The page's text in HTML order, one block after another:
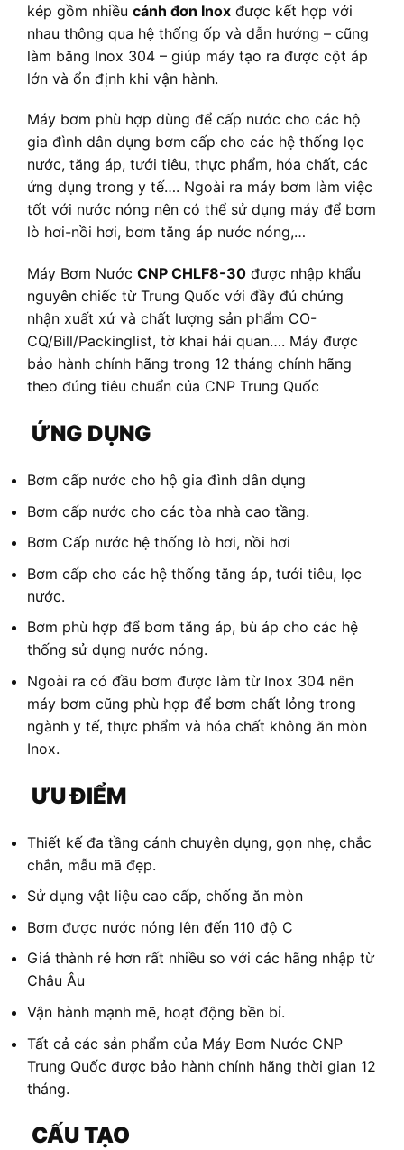
kép gồm nhiều cánh đơn Inox được kết hợp với
nhau thông qua hệ thống ốp và dẫn hướng – cũng
làm băng Inox 304 – giúp máy tạo ra được cột áp
lớn và ổn định khi vận hành.
Máy bơm phù hợp dùng để cấp nước cho các hộ
gia đình dân dụng bơm cấp cho các hệ thống lọc
nước, tăng áp, tưới tiêu, thực phẩm, hóa chất, các
ứng dụng trong y tế…. Ngoài ra máy bơm làm việc
tốt với nước nóng nên có thể sử dụng máy để bơm
lò hơi-nồi hơi, bơm tăng áp nước nóng,…
Máy Bơm Nước CNP CHLF8-30 được nhập khẩu
nguyên chiếc từ Trung Quốc với đầy đủ chứng
nhận xuất xứ và chất lượng sản phẩm CO-
CQ/Bill/Packinglist, tờ khai hải quan…. Máy được
bảo hành chính hãng trong 12 tháng chính hãng
theo đúng tiêu chuẩn của CNP Trung Quốc
ỨNG DỤNG
Bơm cấp nước cho hộ gia đình dân dụng
Bơm cấp nước cho các tòa nhà cao tầng.
Bơm Cấp nước hệ thống lò hơi, nồi hơi
Bơm cấp cho các hệ thống tăng áp, tưới tiêu, lọc
nước.
Bơm phù hợp để bơm tăng áp, bù áp cho các hệ
thống sử dụng nước nóng.
Ngoài ra có đầu bơm được làm từ Inox 304 nên
máy bơm cũng phù hợp để bơm chất lỏng trong
ngành y tế, thực phẩm và hóa chất không ăn mòn
Inox.
ƯU ĐIỂM
Thiết kế đa tầng cánh chuyên dụng, gọn nhẹ, chắc
chắn, mẫu mã đẹp.
Sử dụng vật liệu cao cấp, chống ăn mòn
Bơm được nước nóng lên đến 110 độ C
Giá thành rẻ hơn rất nhiều so với các hãng nhập từ
Châu Âu
Vận hành mạnh mẽ, hoạt động bền bỉ.
Tất cả các sản phẩm của Máy Bơm Nước CNP
Trung Quốc được bảo hành chính hãng thời gian 12
tháng.
CẤU TẠO